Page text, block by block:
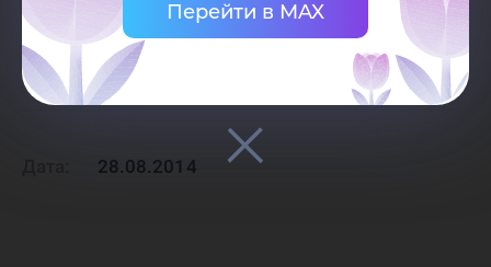
Перейти в MAX
e-mail:I_fazilova@ugrasu.ru
28.08.2014